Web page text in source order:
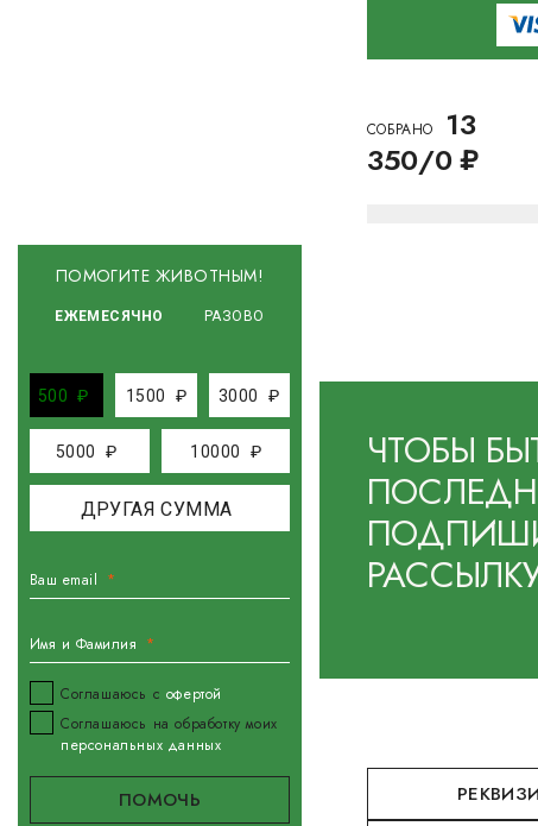
ПОМОГИТЕ ЖИВОТНЫМ!
ЕЖЕМЕСЯЧНО РАЗОВО
500 ₽ 1500 ₽ 3000 ₽
5000 ₽ 10000 ₽
Ваш email
Имя и Фамилия
Соглашаюсь с офертой
Соглашаюсь на обработку моих
персональных данных
CОБРАНО
13
350/0 ₽
ЧТОБЫ